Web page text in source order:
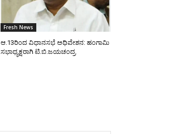
Fresh News
ಆ.13ರಿಂದ ವಿಧಾನಸಭೆ ಅಧಿವೇಶನ: ಹಂಗಾಮಿ
ಸಭಾಧ್ಯಕ್ಷರಾಗಿ ಟಿ.ಬಿ.ಜಯಚಂದ್ರ